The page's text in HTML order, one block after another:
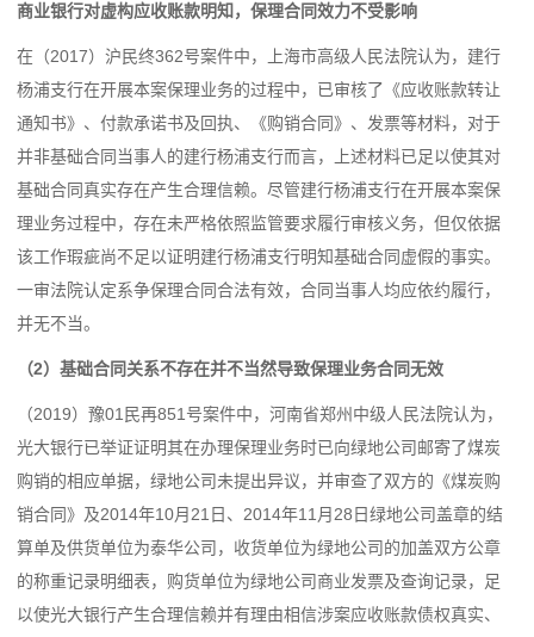
商业银行对虚构应收账款明知，保理合同效力不受影响
在（2017）沪民终362号案件中，上海市高级人民法院认为，建行
杨浦支行在开展本案保理业务的过程中，已审核了《应收账款转让
通知书》、付款承诺书及回执、《购销合同》、发票等材料，对于
并非基础合同当事人的建行杨浦支行而言，上述材料已足以使其对
基础合同真实存在产生合理信赖。尽管建行杨浦支行在开展本案保
理业务过程中，存在未严格依照监管要求履行审核义务，但仅依据
该工作瑕疵尚不足以证明建行杨浦支行明知基础合同虚假的事实。
一审法院认定系争保理合同合法有效，合同当事人均应依约履行，
并无不当。
（2）基础合同关系不存在并不当然导致保理业务合同无效
（2019）豫01民再851号案件中，河南省郑州中级人民法院认为，
光大银行已举证证明其在办理保理业务时已向绿地公司邮寄了煤炭
购销的相应单据，绿地公司未提出异议，并审查了双方的《煤炭购
销合同》及2014年10月21日、2014年11月28日绿地公司盖章的结
算单及供货单位为泰华公司，收货单位为绿地公司的加盖双方公章
的称重记录明细表，购货单位为绿地公司商业发票及查询记录，足
以使光大银行产生合理信赖并有理由相信涉案应收账款债权真实、